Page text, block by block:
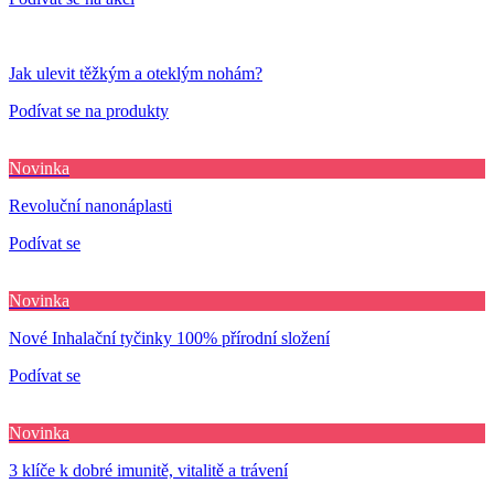
Jak ulevit těžkým a oteklým nohám?
Podívat se na produkty
Novinka
Revoluční nanonáplasti
Podívat se
Novinka
Nové Inhalační tyčinky 100% přírodní složení
Podívat se
Novinka
3 klíče k dobré imunitě, vitalitě a trávení